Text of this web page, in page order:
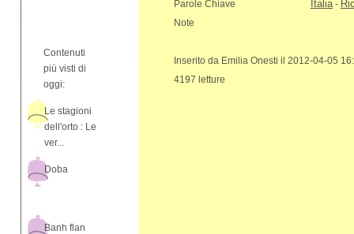
Contenuti
più visti di
oggi:
Le stagioni
dell'orto : Le
ver...
Doba
Banh flan
Parole Chiave
Italia-
Note
Inserito da Emilia Onesti il 2012-04-05
4197 letture